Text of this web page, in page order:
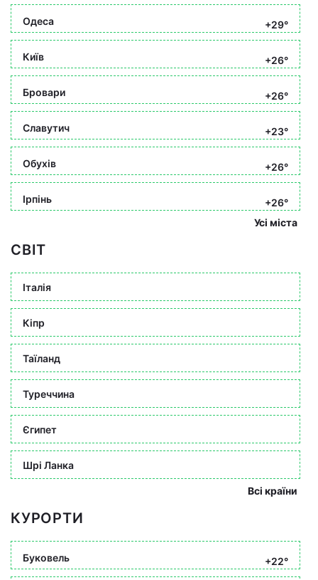
Одеса +29°
Київ +26°
Бровари +26°
Славутич +23°
Обухів +26°
Ірпінь
+26°
Усі міста
СВІТ
Італія
Кіпр
Таїланд
Туреччина
Єгипет
Шрі Ланка
Всі країни
КУРОРТИ
Буковель +22°